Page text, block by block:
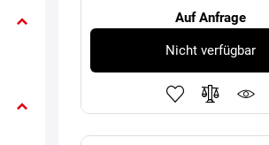
Auf Anfrage
Nicht verfügbar